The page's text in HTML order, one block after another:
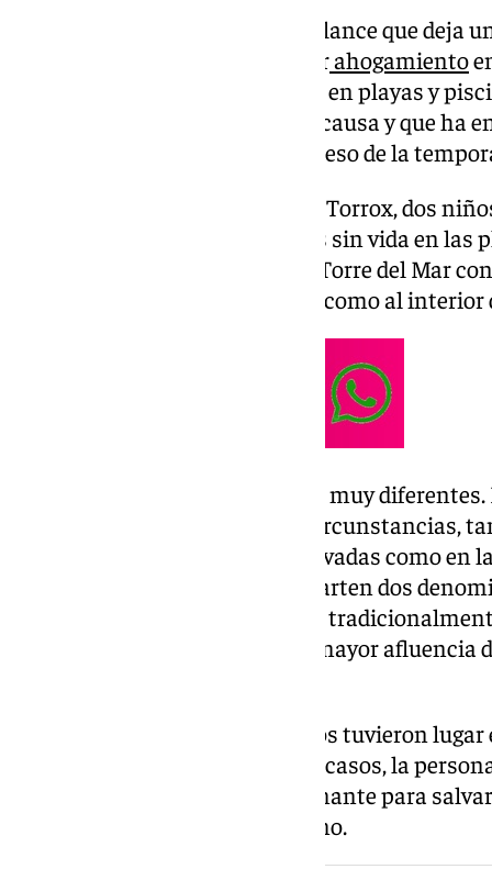
Málaga despide junio con un balance que deja
Siete personas han fallecido porahogamiento
ocurridas en playas y
más mortífero del año por esta causa y que ha
todavía no ha comenzado el grueso de la
Un matrimonio octogenario en Torrox, dos
Cártama, dos hombres hallados sin vida en las
bañista de 65 años fallecido en Torre del Mar
que ha golpeado tanto al litoral como al
Las víctimas presentan perfiles muy
hasta personas mayores. Las circunstancias,
producido tanto en piscinas privadas como en
embargo, todos los casos comparten dos
han tenido lugar en un mes que
pero que cada vez registra una mayor
Por otro, todos los fallecimientos tuvieron
socorrismo activo. En todos los casos, la
primer minuto, el más determinante para
circunstancias, fue un ciudadano.